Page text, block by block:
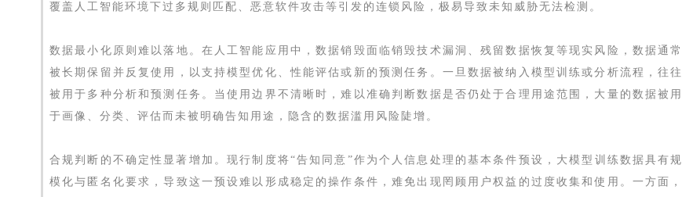
覆盖人工智能环境下过多规则匹配、恶意软件攻击等引发的连锁风险，极易导致未知威胁无法检测。
数据最小化原则难以落地。在人工智能应用中，数据销毁面临销毁技术漏洞、残留数据恢复等现实风险，数据通常
被长期保留并反复使用，以支持模型优化、性能评估或新的预测任务。一旦数据被纳入模型训练或分析流程，往往
被用于多种分析和预测任务。当使用边界不清晰时，难以准确判断数据是否仍处于合理用途范围，大量的数据被用
于画像、分类、评估而未被明确告知用途，隐含的数据滥用风险陡增。
合规判断的不确定性显著增加。现行制度将“告知同意”作为个人信息处理的基本条件预设，大模型训练数据具有规
模化与匿名化要求，导致这一预设难以形成稳定的操作条件，难免出现罔顾用户权益的过度收集和使用。一方面，